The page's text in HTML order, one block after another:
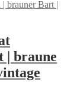
| braune